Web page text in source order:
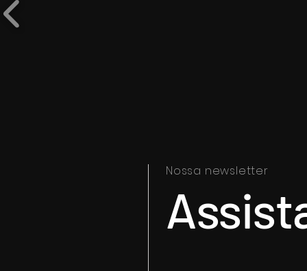
Nossa newsletter